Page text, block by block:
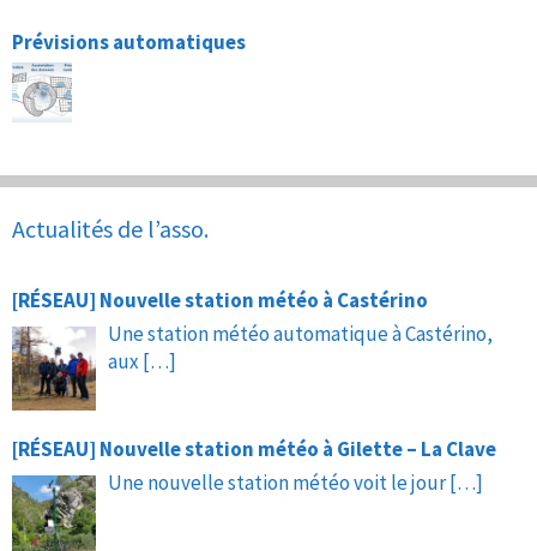
Prévisions automatiques
Actualités de l’asso.
[RÉSEAU] Nouvelle station météo à Castérino
Une station météo automatique à Castérino,
aux […]
[RÉSEAU] Nouvelle station météo à Gilette – La Clave
Une nouvelle station météo voit le jour[…]